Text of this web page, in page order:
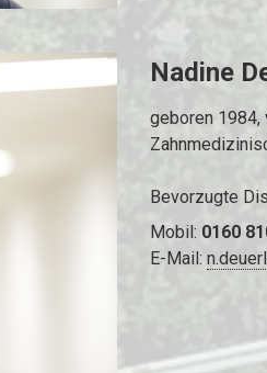
Nadine
geboren 1984,
Bevorzugte
Mobil: 0160
E-Mail: